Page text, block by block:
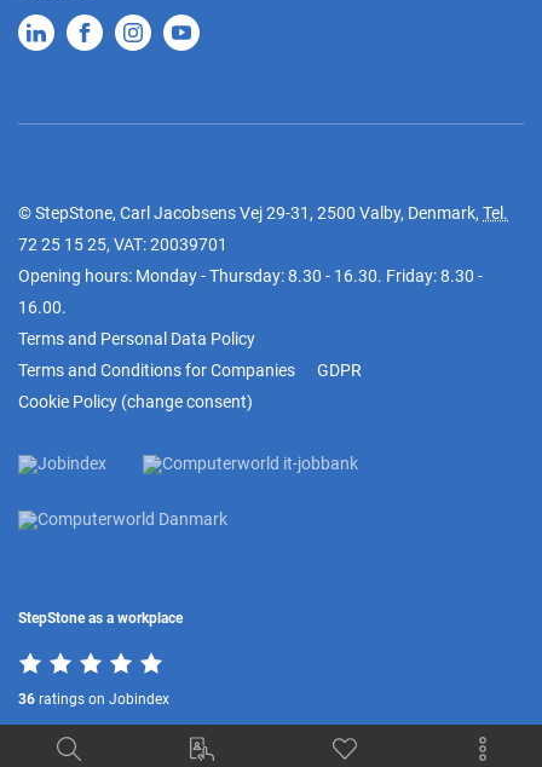
© StepStone, Carl Jacobsens Vej 29-31, 2500 Valby, Denmark, Tel.
72 25 15 25, VAT: 20039701
Opening hours: Monday - Thursday: 8.30 - 16.30. Friday: 8.30 -
16.00.
Terms and Personal Data Policy
Terms and Conditions for Companies
GDPR
Cookie Policy (change consent)
StepStone as a workplace
36 ratings on Jobindex